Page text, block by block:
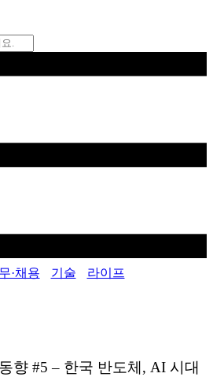
·채용 기술
라이프
향 #5 – 한국 반도체, AI 시대